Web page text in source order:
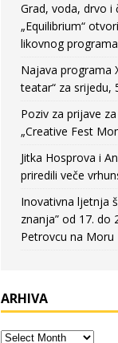
Grad, voda, drvo i
„Equilibrium“
likovnog
Najava programa
teatar“ za srijedu,
Poziv za prijave
„Creative Fest
Jitka Hosprova i
priredili veče
Inovativna ljetnja
znanja” od 17. do
Petrovcu na Moru
ARHIVA